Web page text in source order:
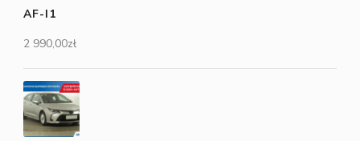
AF-I1
2 990,00zł